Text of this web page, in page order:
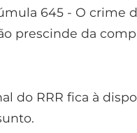
645 - O crime
prescinde da
do RRR fica à